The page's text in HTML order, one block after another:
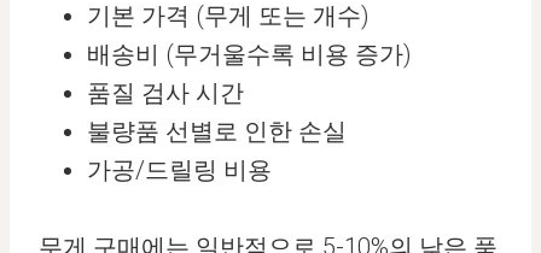
기본 가격 (무게 또는 개수)
배송비 (무거울수록 비용 증가)
품질 검사 시간
불량품 선별로 인한 손실
가공/드릴링 비용
무게 구매에는 일반적으로 5-10%의 낮은 품